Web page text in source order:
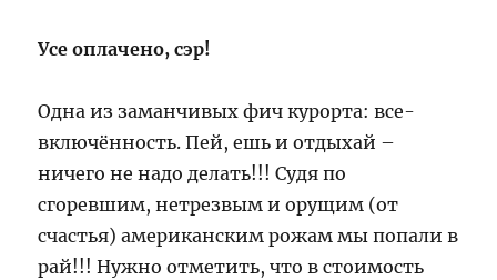
Усе оплачено, сэр!
Одна из заманчивых фич курорта: все-
включённость. Пей, ешь и отдыхай –
ничего не надо делать!!! Судя по
сгоревшим, нетрезвым и орущим (от
счастья) американским рожам мы попали в
рай!!! Нужно отметить, что в стоимость